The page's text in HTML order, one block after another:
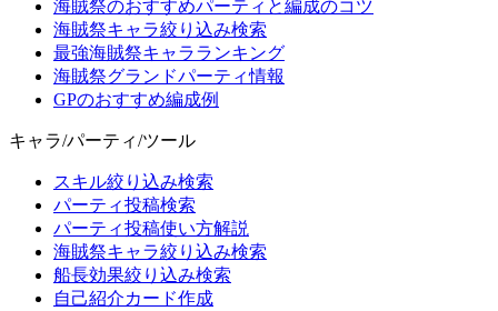
海賊祭のおすすめパーティと編成のコツ
海賊祭キャラ絞り込み検索
最強海賊祭キャラランキング
海賊祭グランドパーティ情報
GPのおすすめ編成例
キャラ/パーティ/ツール
スキル絞り込み検索
パーティ投稿検索
パーティ投稿使い方解説
海賊祭キャラ絞り込み検索
船長効果絞り込み検索
自己紹介カード作成